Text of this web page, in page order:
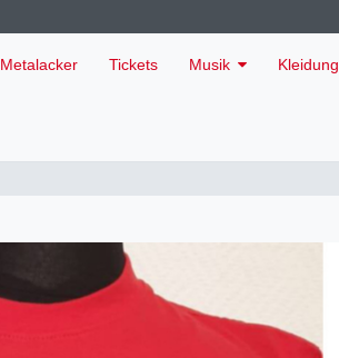
Metalacker Tickets Musik Kleidung